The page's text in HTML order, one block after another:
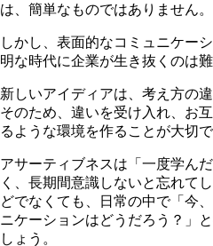
は、簡単なものではありません。
しかし、表面的なコミュニケー
明な時代に企業が生き抜くのは
新しいアイディアは、考え方の
そのため、違いを受け入れ、お
るような環境を作ることが大切で
アサーティブネスは「一度学ん
く、長期間意識しないと忘れて
どでなくても、日常の中で「今
ニケーションはどうだろう？」
しょう。